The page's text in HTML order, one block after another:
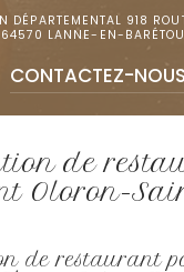
DÉPARTEMENTAL 918
64570 LANNE-EN-
CONTACTEZ-NOUS
de
Oloron-
de restaurant